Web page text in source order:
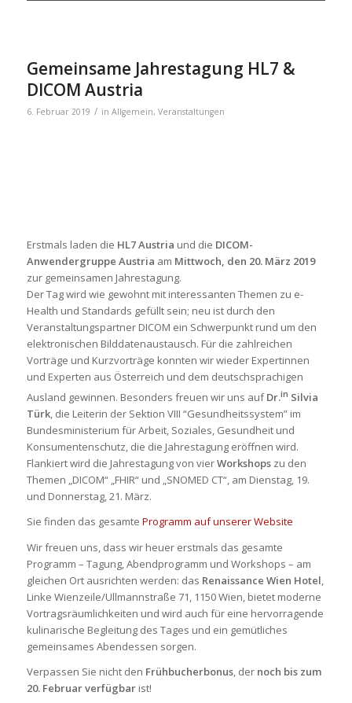
Gemeinsame Jahrestagung HL7 &
DICOM Austria
6. Februar 2019 / in Allgemein, Veranstaltungen
Erstmals laden die HL7 Austria und die DICOM-
Anwendergruppe Austria am Mittwoch, den 20. März 2019
zur gemeinsamen Jahrestagung.
Der Tag wird wie gewohnt mit interessanten Themen zu e-
Health und Standards gefüllt sein; neu ist durch den
Veranstaltungspartner DICOM ein Schwerpunkt rund um den
elektronischen Bilddatenaustausch. Für die zahlreichen
Vorträge und Kurzvorträge konnten wir wieder Expertinnen
und Experten aus Österreich und dem deutschsprachigen
Ausland gewinnen. Besonders freuen wir uns aufDr.in Silvia
Türk, die Leiterin der Sektion VIII “Gesundheitssystem” im
Bundesministerium für Arbeit, Soziales, Gesundheit und
Konsumentenschutz, die die Jahrestagung eröffnen wird.
Flankiert wird die Jahrestagung von vierWorkshops zu den
Themen „DICOM“ „FHIR“ und „SNOMED CT“, am Dienstag, 19.
und Donnerstag, 21. März.
Sie finden das gesamte Programm auf unserer Website
Wir freuen uns, dass wir heuer erstmals das gesamte
Programm – Tagung, Abendprogramm und Workshops – am
gleichen Ort ausrichten werden: das Renaissance Wien Hotel
Linke Wienzeile/Ullmannstraße 71, 1150 Wien, bietet moderne
Vortragsräumlichkeiten und wird auch für eine hervorragende
kulinarische Begleitung des Tages und ein gemütliches
gemeinsames Abendessen sorgen.
Verpassen Sie nicht den Frühbucherbonus, der noch bis zum
20. Februar verfügbar ist!